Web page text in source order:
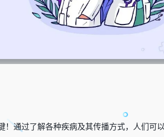
通过了解各种疾病及其传播方式，人们可